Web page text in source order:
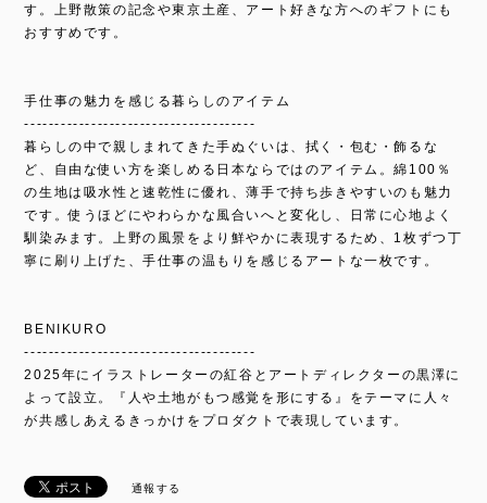
す。上野散策の記念や東京土産、アート好きな方へのギフトにも
おすすめです。
手仕事の魅力を感じる暮らしのアイテム
--------------------------------------
暮らしの中で親しまれてきた手ぬぐいは、拭く・包む・飾るな
ど、自由な使い方を楽しめる日本ならではのアイテム。綿100％
の生地は吸水性と速乾性に優れ、薄手で持ち歩きやすいのも魅力
です。使うほどにやわらかな風合いへと変化し、日常に心地よく
馴染みます。上野の風景をより鮮やかに表現するため、1枚ずつ丁
寧に刷り上げた、手仕事の温もりを感じるアートな一枚です。
BENIKURO
--------------------------------------
2025年にイラストレーターの紅谷とアートディレクターの黒澤に
よって設立。『人や土地がもつ感覚を形にする』をテーマに人々
が共感しあえるきっかけをプロダクトで表現しています。
通報する